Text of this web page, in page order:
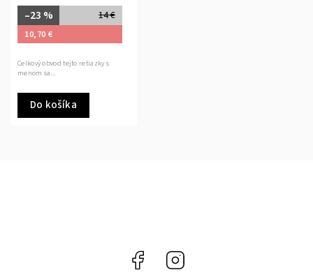
14 €
–23 %
10,70 €
Do košíka
Celkový obvod tejto retiazky s
menom sa...
Facebook